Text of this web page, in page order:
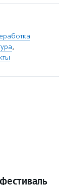
,